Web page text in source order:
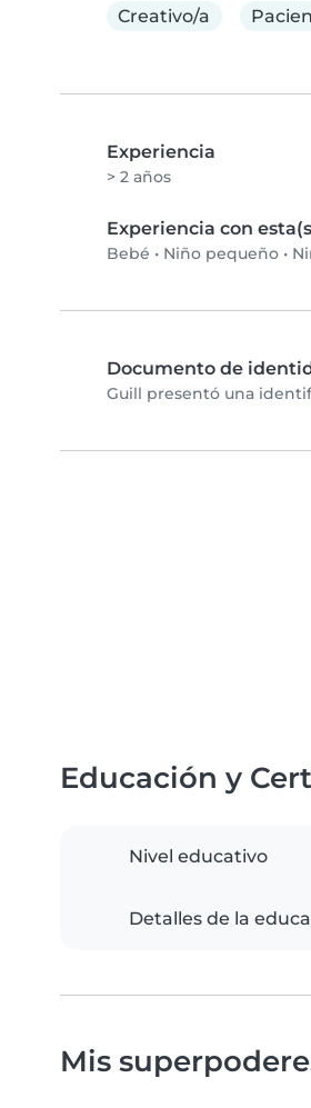
Creativo/a
Experiencia
> 2 años
Experiencia con
Bebé • Niño pequeño •
Documento de
Guill presentó una
Educación y
Nivel educativo
Detalles de la
Mis